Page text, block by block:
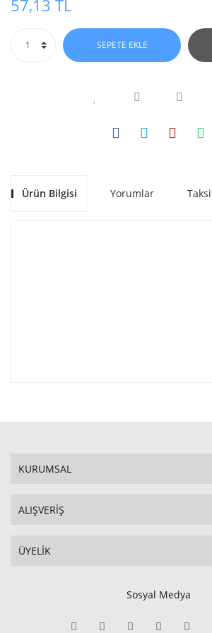
57,13 TL
SEPETE EKLE
Ürün Bilgisi Yorumlar
KURUMSAL
ALIŞVERİŞ
ÜYELİK
Sosyal Medya